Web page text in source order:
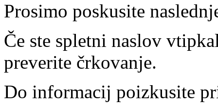
Prosimo poskusite
Če ste spletni naslov
preverite črkovanje.
Do informacij poizkusite